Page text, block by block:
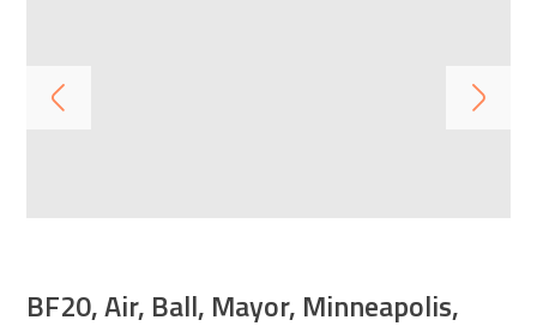
BF20, Air, Ball, Mayor, Minneapolis,